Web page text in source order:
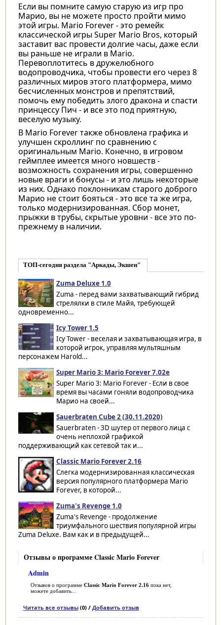
Если вы помните самую старую из игр про
Марио, вы не можете просто пройти мимо
этой игры. Mario Forever - это ремейк
классической игры Super Mario Bros, который
заставит вас провести долгие часы, даже если
вы раньше не играли в Mario.
Перевоплотитесь в дружелюбного
водопроводчика, чтобы провести его через 8
различных миров этого платформера, мимо
бесчисленных монстров и препятствий,
помочь ему победить злого дракона и спасти
принцессу Пич - и все это под приятную,
веселую музыку.
В Mario Forever также обновлена графика и
улучшен скроллинг по сравнению с
оригинальным Mario. Конечно, в игровом
геймплее имеется много новшеств -
возможность сохранения игры, совершенно
новые враги и бонусы - и это лишь некоторые
из них. Однако поклонникам старого доброго
Марио не стоит бояться - это все та же игра,
только модернизированная. Сбор монет,
прыжки в трубы, скрытые уровни - все это по-
прежнему в наличии.
ТОП-сегодня раздела "Аркады, Экшен"
Zuma Deluxe 1.0
Zuma - перед вами захватывающий гибрид
стрелялки в стиле Майя, требующей
одновременно...
Icy Tower 1.5
Icy Tower - веселая и захватывающая игра, в
которой игрок, управляя мультяшным
персонажем Harold...
Super Mario 3: Mario Forever 7.02e
Super Mario 3: Mario Forever - Если в свое
время вы часами гоняли водопроводчика
Марио на своей...
Sauerbraten Cube 2 (30.11.2020)
Sauerbraten - 3D шутер от первого лица с
очень неплохой графикой
поддерживающий как сетевой так и...
Classic Mario Forever 2.16
Слегка модернизированная классическая
версия популярного платформера Mario
Forever, в которой...
Zuma's Revenge 1.0
Zuma's Revenge - продолжение
триумфального шествия популярной игры
Zuma Deluxe. Вам как и в предыдущей...
Отзывы о программе Classic Mario Forever
Admin
Отзывов о программе Classic Mario Forever 2.16пока нет,
можете добавить...
Читать все отзывы(0) / Добавить отзыв